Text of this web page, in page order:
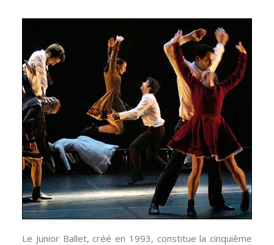
Le Junior Ballet, créé en 1993, constitue la cinquième